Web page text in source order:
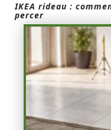
IKEA rideau :
percer